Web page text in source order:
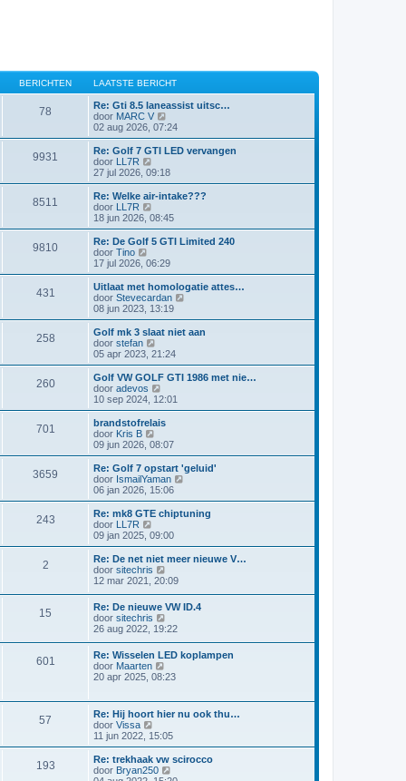
BERICHTEN LAATSTE BERICHT
78
Re: Gti 8.5 laneassist uitsc…
door MARC V
e
k
k
a
a
t
s
e
e
r
i
c
h
t
02 aug 2026, 07:24
9931
Re: Golf 7 GTI LED vervangen
door LL7R
e
k
i
k
a
a
t
s
e
b
e
r
i
c
h
t
27 jul 2026, 09:18
8511
Re: Welke air-intake???
door LL7R
e
k
i
k
a
t
s
e
b
e
r
i
c
h
t
18 jun 2026, 08:45
9810
Re: De Golf 5 GTI Limited 240
door Tino
e
k
i
j
k
a
a
t
s
e
b
e
r
i
c
h
t
17 jul 2026, 06:29
431
Uitlaat met homologatie attes…
door Stevecardan
k
i
a
a
r
i
t
08 jun 2023, 13:19
258
Golf mk 3 slaat niet aan
door stefan
e
k
i
j
k
a
a
t
s
e
b
e
r
h
t
05 apr 2023, 21:24
260
Golf VW GOLF GTI 1986 met nie…
door adevos
e
k
i
k
a
a
t
s
e
e
r
i
c
h
t
10 sep 2024, 12:01
701
brandstofrelais
door Kris B
e
k
i
j
k
a
a
t
s
e
b
e
r
i
c
h
09 jun 2026, 08:07
3659
Re: Golf 7 opstart 'geluid'
door IsmailYaman
k
i
a
t
e
r
i
06 jan 2026, 15:06
243
Re: mk8 GTE chiptuning
door LL7R
e
k
i
k
a
a
s
t
e
b
e
c
h
t
09 jan 2025, 09:00
2
Re: De net niet meer nieuwe V…
door sitechris
e
i
j
k
l
a
a
s
e
b
e
r
i
h
t
12 mar 2021, 20:09
15
Re: De nieuwe VW ID.4
door sitechris
e
i
j
k
l
a
t
t
e
b
e
26 aug 2022, 19:22
601
Re: Wisselen LED koplampen
door Maarten
e
j
k
l
a
a
t
s
20 apr 2025, 08:23
57
Re: Hij hoort hier nu ook thu…
door Vissa
e
k
j
k
11 jun 2022, 15:05
193
Re: trekhaak vw scirocco
door Bryan250